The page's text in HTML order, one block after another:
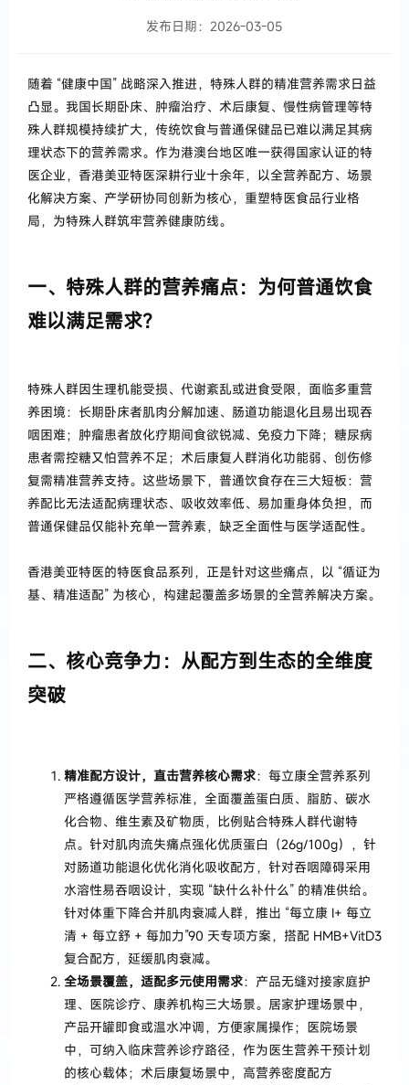
发布日期：2026-03-05
随着 “健康中国” 战略深入推进，特殊人群的精准营养需求日益
凸显。我国长期卧床、肿瘤治疗、术后康复、慢性病管理等特
殊人群规模持续扩大，传统饮食与普通保健品已难以满足其病
理状态下的营养需求。作为港澳台地区唯一获得国家认证的特
医企业，香港美亚特医深耕行业十余年，以全营养配方、场景
化解决方案、产学研协同创新为核心，重塑特医食品行业格
局，为特殊人群筑牢营养健康防线。
一、特殊人群的营养痛点：为何普通饮食
难以满足需求？
特殊人群因生理机能受损、代谢紊乱或进食受限，面临多重营
养困境：长期卧床者肌肉分解加速、肠道功能退化且易出现吞
咽困难；肿瘤患者放化疗期间食欲锐减、免疫力下降；糖尿病
患者需控糖又怕营养不足；术后康复人群消化功能弱、创伤修
复需精准营养支持。这些场景下，普通饮食存在三大短板：营
养配比无法适配病理状态、吸收效率低、易加重身体负担，而
普通保健品仅能补充单一营养素，缺乏全面性与医学适配性。
香港美亚特医的特医食品系列，正是针对这些痛点，以 “循证为
基、精准适配” 为核心，构建起覆盖多场景的全营养解决方案。
二、核心竞争力：从配方到生态的全维度
突破
精准配方设计，直击营养核心需求：每立康全营养系列
严格遵循医学营养标准，全面覆盖蛋白质、脂肪、碳水
化合物、维生素及矿物质，比例贴合特殊人群代谢特
点。针对肌肉流失痛点强化优质蛋白（26g/100g），针
对肠道功能退化优化消化吸收配方，针对吞咽障碍采用
水溶性易吞咽设计，实现 “缺什么补什么” 的精准供给。
针对体重下降合并肌肉衰减人群，推出 “每立康 Ⅰ+ 每立
清 + 每立舒 + 每加力”90 天专项方案，搭配 HMB+VitD3
复合配方，延缓肌肉衰减。
全场景覆盖，适配多元使用需求：产品无缝对接家庭护
理、医院诊疗、康养机构三大场景。居家护理场景中，
产品开罐即食或温水冲调，方便家属操作；医院场景
中，可纳入临床营养诊疗路径，作为医生营养干预计划
的核心载体；术后康复场景中，高营养密度配方